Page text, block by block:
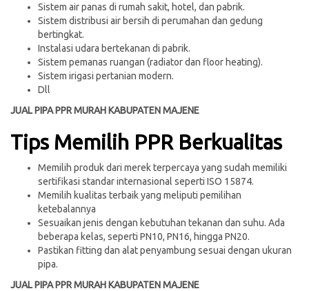
Sistem air panas di rumah sakit, hotel, dan pabrik.
Sistem distribusi air bersih di perumahan dan gedung
bertingkat.
Instalasi udara bertekanan di pabrik.
Sistem pemanas ruangan (radiator dan floor heating).
Sistem irigasi pertanian modern.
Dll
JUAL PIPA PPR MURAH KABUPATEN MAJENE
Tips Memilih PPR Berkualitas
Memilih produk dari merek terpercaya yang sudah memiliki
sertifikasi standar internasional seperti ISO 15874.
Memilih kualitas terbaik yang meliputi pemilihan
ketebalannya
Sesuaikan jenis dengan kebutuhan tekanan dan suhu. Ada
beberapa kelas, seperti PN10, PN16, hingga PN20.
Pastikan fitting dan alat penyambung sesuai dengan ukuran
pipa.
JUAL PIPA PPR MURAH KABUPATEN MAJENE